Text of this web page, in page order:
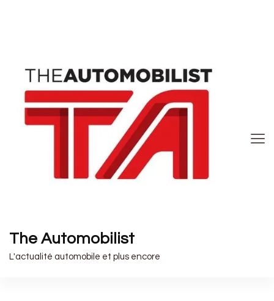
The Automobilist
L'actualité automobile et plus encore